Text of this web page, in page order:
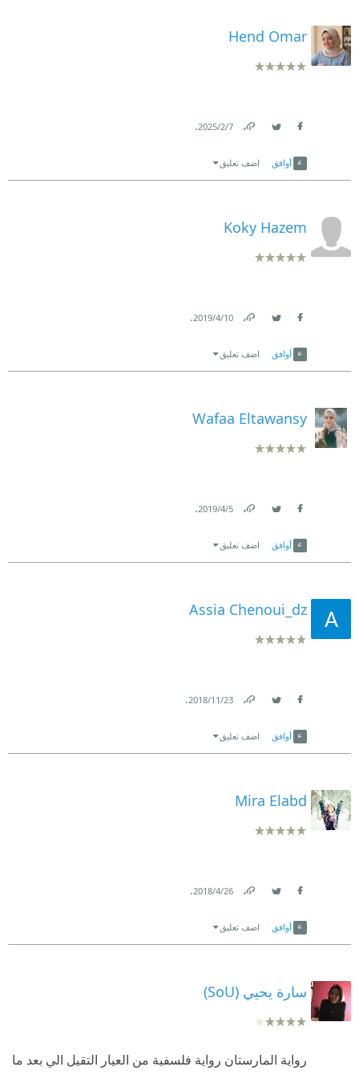
Hend Omar
7‏/2‏/2025
.
أوافق اضف تعليق
Koky Hazem
10‏/4‏/2019
.
أوافق اضف تعليق
Wafaa Eltawansy
5‏/4‏/2019
.
أوافق اضف تعليق
Assia Chenoui_dz
23‏/11‏/2018
.
أوافق اضف تعليق
Mira Elabd
26‏/4‏/2018
.
أوافق اضف تعليق
سارة يحيي (SoU)
رواية المارستان رواية فلسفية من العيار التقيل الي بعد ما